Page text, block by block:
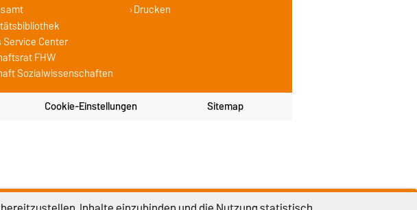
Service Center
FHW
Sozialwissenschaften
Drucken
Cookie-Einstellungen Sitemap